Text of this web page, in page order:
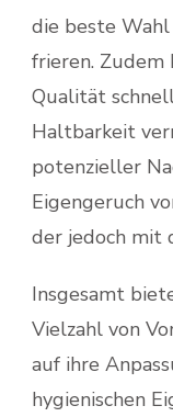
die beste
frieren. Zudem
Qualität
Haltbarkeit
potenzieller
Eigengeruch
der jedoch mit
Insgesamt
Vielzahl von
auf ihre
hygienischen